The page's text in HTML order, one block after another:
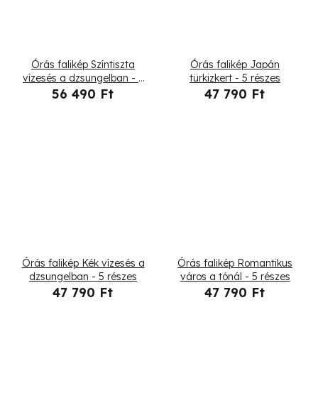
Órás falikép Színtiszta
vízesés a dzsungelban - 7
részes
56 490 Ft
Órás falikép Japán
türkizkert - 5 részes
47 790 Ft
Órás falikép Kék vízesés a
dzsungelban - 5 részes
47 790 Ft
Órás falikép Romantikus
város a tónál - 5 részes
47 790 Ft